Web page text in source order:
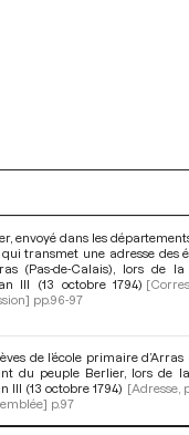
envoyé dans les
qui transmet une adresse des
(Pas-de-Calais), lors de
III (13 octobre 1794)
pp.96-97
de l’école primaire d’Arras
du peuple Berlier, lors de
III (13 octobre 1794) [Adresse,
p.97